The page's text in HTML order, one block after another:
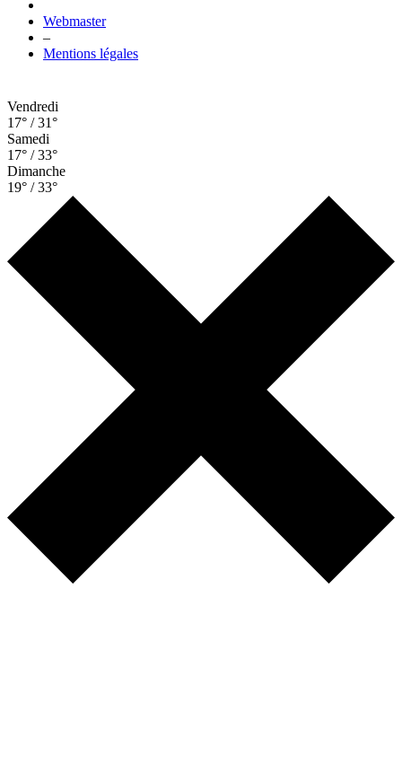
Webmaster
–
Mentions légales
Vendredi
17° / 31°
Samedi
17° / 33°
Dimanche
19° / 33°